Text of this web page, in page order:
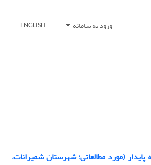
ورود به سامانه ENGLISH
(مورد مطالعاتی: شهرستان شمیرانات،